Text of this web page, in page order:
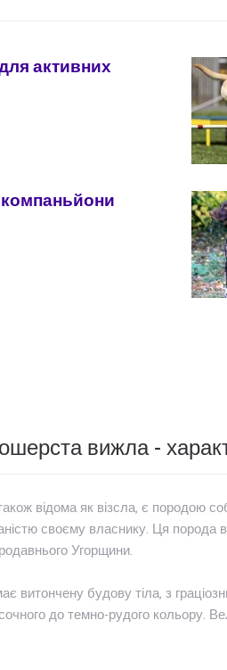
активних
вижла -
відома як візсла, є породою
своєму власнику. Ця порода
Угорщини.
витончену будову тіла, з
до темно-рудого кольору.